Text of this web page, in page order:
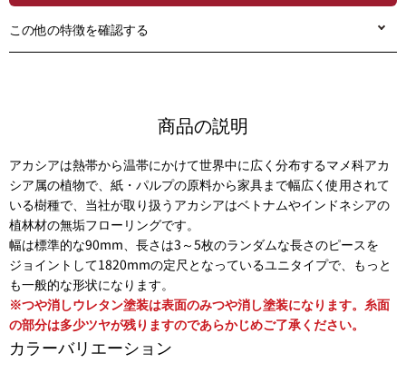
この他の特徴を確認する
商品の説明
アカシアは熱帯から温帯にかけて世界中に広く分布するマメ科アカ
シア属の植物で、紙・パルプの原料から家具まで幅広く使用されて
いる樹種で、当社が取り扱うアカシアはベトナムやインドネシアの
植林材の無垢フローリングです。
幅は標準的な90mm、長さは3～5枚のランダムな長さのピースを
ジョイントして1820mmの定尺となっているユニタイプで、もっと
も一般的な形状になります。
※つや消しウレタン塗装は表面のみつや消し塗装になります。糸面
の部分は多少ツヤが残りますのであらかじめご了承ください。
カラーバリエーション